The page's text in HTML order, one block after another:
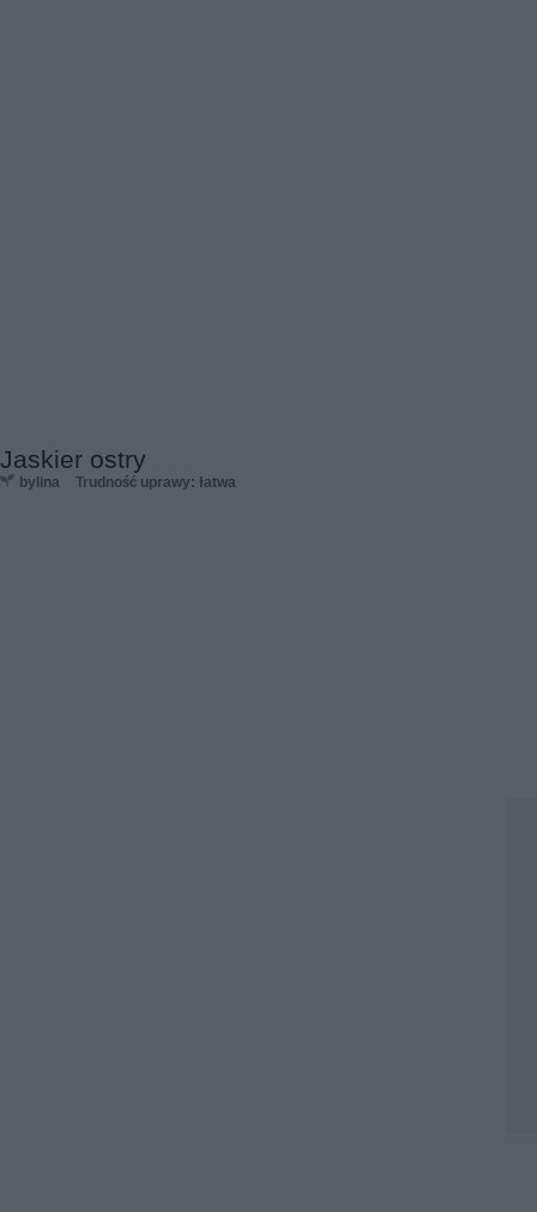
Jaskier ostry
bylina Trudność uprawy: łatwa